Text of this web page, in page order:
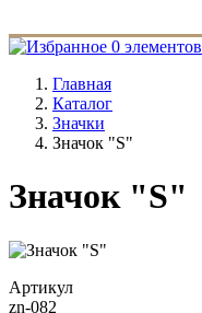
0 элементов
Главная
Каталог
Значки
Значок "S"
Значок "S"
Артикул
zn-082